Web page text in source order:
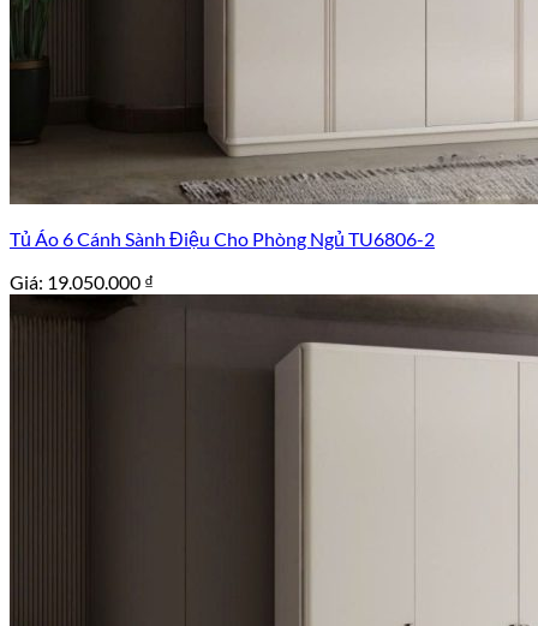
Tủ Áo 6 Cánh Sành Điệu Cho Phòng Ngủ TU6806-2
Giá: 19.050.000 ₫